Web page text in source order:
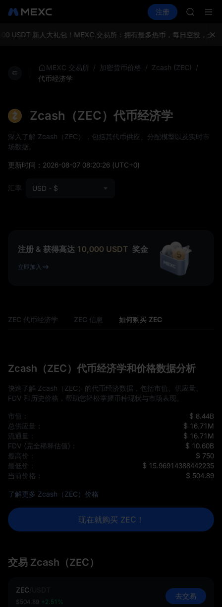
UNITREE 理财
注册
HFT
UNITREE
ACE
USDT 新人大礼包！ MEXC 交易所：拥有最多热币，每日空投，全球
MEXC 交易所 / 加密货币价格 / Zcash (ZEC)
/
代币经济学
Zcash（ZEC）代币经济学
深入了解 Zcash（ZEC），包括其代币供应、分配模型以及实时市
场数据。
更新时间： 2026-08-07 08:20:26 (UTC+0)
汇率 USD - $
注册 & 获得高达 10,000 USDT 奖金
立即加入
ZEC 代币经济学 ZEC 信息 如何购买 ZEC
Zcash（ZEC）代币经济学和价格数据分析
快速了解 Zcash（ZEC）的代币经济数据，包括市值、供应量、
FDV 和历史价格，帮助您轻松掌握币种现状与市场表现。
市值：
$ 8.44B
总供应量：
$ 16.71M
流通量：
$ 16.71M
FDV (完全稀释估值)：
$ 10.60B
最高价：
$ 750
最低价：
$ 15.96914388442235
当前价格：
$ 504.89
了解更多 Zcash（ZEC）价格
现在就购买 ZEC！
交易 Zcash（ZEC）
ZEC
$504.89 +2.51%
去交易